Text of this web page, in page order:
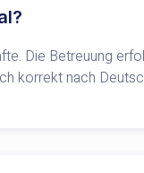
Die Betreuung
korrekt nach